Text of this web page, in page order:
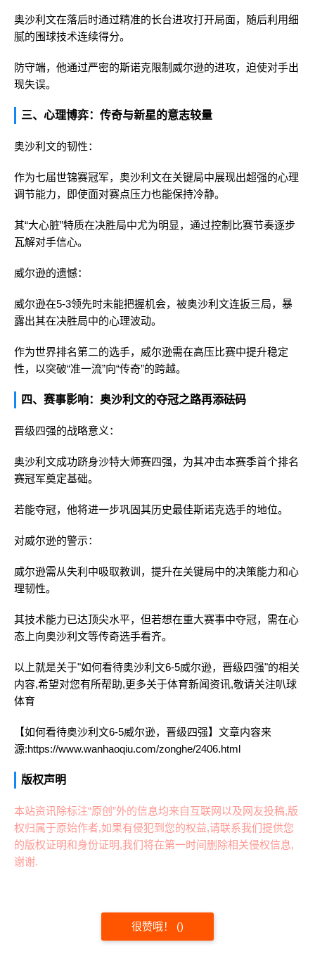
奥沙利文在落后时通过精准的长台进攻打开局面，随后利用细
腻的围球技术连续得分。
防守端，他通过严密的斯诺克限制威尔逊的进攻，迫使对手出
现失误。
三、心理博弈：传奇与新星的意志较量
奥沙利文的韧性：
作为七届世锦赛冠军，奥沙利文在关键局中展现出超强的心理
调节能力，即使面对赛点压力也能保持冷静。
其“大心脏”特质在决胜局中尤为明显，通过控制比赛节奏逐步
瓦解对手信心。
威尔逊的遗憾：
威尔逊在5-3领先时未能把握机会，被奥沙利文连扳三局，暴
露出其在决胜局中的心理波动。
作为世界排名第二的选手，威尔逊需在高压比赛中提升稳定
性，以突破“准一流”向“传奇”的跨越。
四、赛事影响：奥沙利文的夺冠之路再添砝码
晋级四强的战略意义：
奥沙利文成功跻身沙特大师赛四强，为其冲击本赛季首个排名
赛冠军奠定基础。
若能夺冠，他将进一步巩固其历史最佳斯诺克选手的地位。
对威尔逊的警示：
威尔逊需从失利中吸取教训，提升在关键局中的决策能力和心
理韧性。
其技术能力已达顶尖水平，但若想在重大赛事中夺冠，需在心
态上向奥沙利文等传奇选手看齐。
以上就是关于"如何看待奥沙利文6-5威尔逊，晋级四强"的相关
内容,希望对您有所帮助,更多关于体育新闻资讯,敬请关注叭球
体育
【如何看待奥沙利文6-5威尔逊，晋级四强】文章内容来
源:https://www.wanhaoqiu.com/zonghe/2406.html
版权声明
本站资讯除标注“原创”外的信息均来自互联网以及网友投稿,版
权归属于原始作者,如果有侵犯到您的权益,请联系我们提供您
的版权证明和身份证明,我们将在第一时间删除相关侵权信息,
谢谢.
很赞哦！ ()